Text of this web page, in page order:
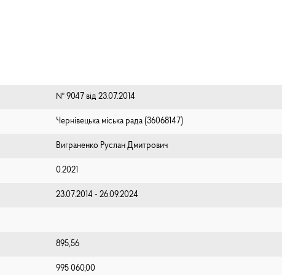
№ 9047 від 23.07.2014
Чернівецька міська рада (⁨36068147⁩)
Виграненко Руслан Дмитрович
0.2021
23.07.2014 - 26.09.2024
895,56
995 060,00